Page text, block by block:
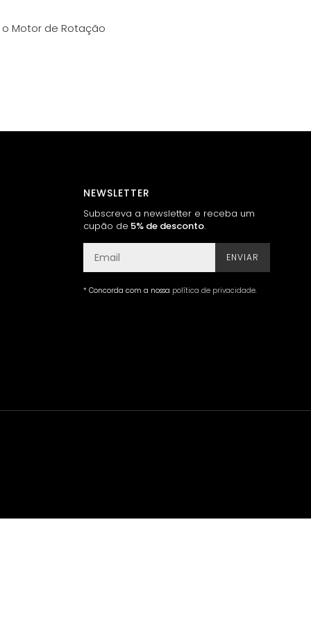
Motor de Rotação
NEWSLETTER
Subscreva a newsletter e receba um
cupão de 5% de desconto.
ENVIAR
* Concorda com a nossa política de privacidade.